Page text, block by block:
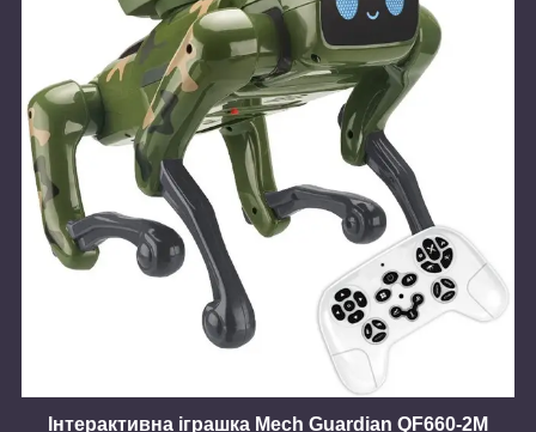
Інтерактивна іграшка Mech Guardian QF660-2M